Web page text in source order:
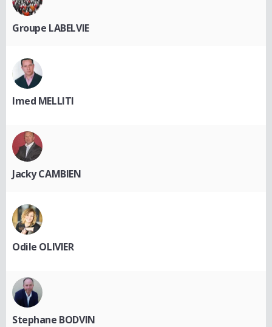
Groupe LABELVIE
Imed MELLITI
Jacky CAMBIEN
Odile OLIVIER
Stephane BODVIN